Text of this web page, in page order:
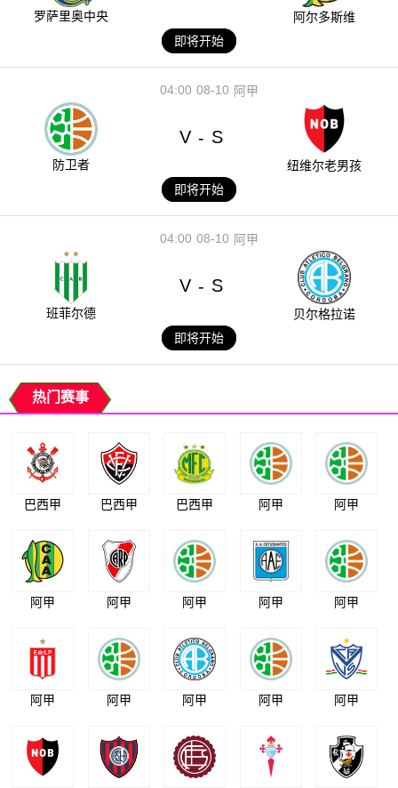
罗萨里奥中央
阿尔多斯维
即将开始
08-10
04:00 阿甲
防卫者
V - S
纽维尔老男孩
即将开始
08-10
04:00 阿甲
班菲尔德
V - S
贝尔格拉诺
即将开始
热门赛事
巴西甲 巴西甲 巴西甲 阿甲 阿甲
阿甲 阿甲 阿甲 阿甲 阿甲
阿甲 阿甲 阿甲 阿甲 阿甲